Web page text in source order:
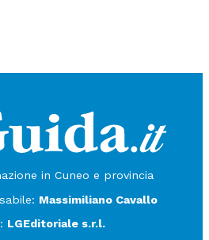
in Cuneo e provincia
Massimiliano Cavallo
LGEditoriale s.r.l.